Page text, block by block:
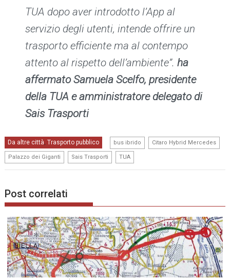
TUA dopo aver introdotto l’App al
servizio degli utenti, intende offrire un
trasporto efficiente ma al contempo
attento al rispetto dell’ambiente”.ha
affermato Samuela Scelfo, presidente
della TUA e amministratore delegato di
Sais Trasporti
Da altre città,Trasporto pubblico bus ibrido Citaro Hybrid Mercedes
Palazzo dei Giganti Sais Trasporti TUA
Post correlati